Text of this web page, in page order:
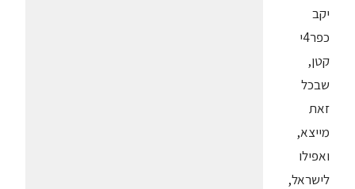
יקב
כפר4י
קטן,
שבכל
זאת
מייצא,
ואפילו
לישראל,